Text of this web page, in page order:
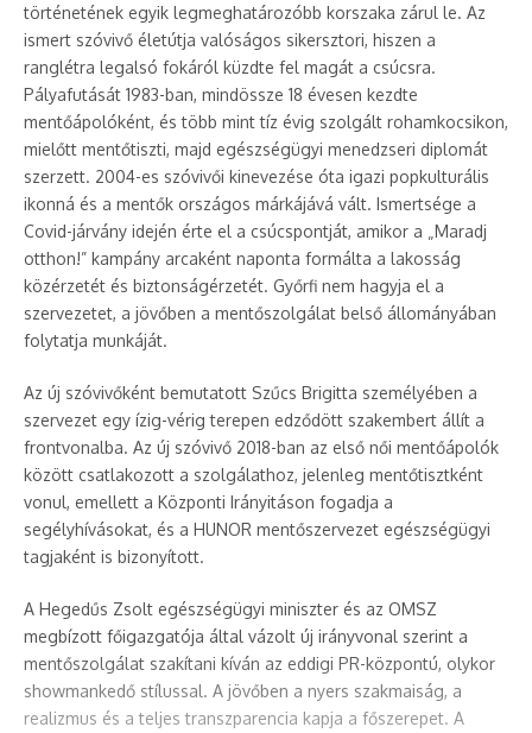
történetének egyik legmeghatározóbb korszaka zárul le. Az
ismert szóvivő életútja valóságos sikersztori, hiszen a
ranglétra legalsó fokáról küzdte fel magát a csúcsra.
Pályafutását 1983-ban, mindössze 18 évesen kezdte
mentőápolóként, és több mint tíz évig szolgált rohamkocsikon,
mielőtt mentőtiszti, majd egészségügyi menedzseri diplomát
szerzett. 2004-es szóvivői kinevezése óta igazi popkulturális
ikonná és a mentők országos márkájává vált. Ismertsége a
Covid-járvány idején érte el a csúcspontját, amikor a „Maradj
otthon!” kampány arcaként naponta formálta a lakosság
közérzetét és biztonságérzetét. Győrfi nem hagyja el a
szervezetet, a jövőben a mentőszolgálat belső állományában
folytatja munkáját.
Az új szóvivőként bemutatott Szűcs Brigitta személyében a
szervezet egy ízig-vérig terepen edződött szakembert állít a
frontvonalba. Az új szóvivő 2018-ban az első női mentőápolók
között csatlakozott a szolgálathoz, jelenleg mentőtisztként
vonul, emellett a Központi Irányitáson fogadja a
segélyhívásokat, és a HUNOR mentőszervezet egészségügyi
tagjaként is bizonyított.
A Hegedűs Zsolt egészségügyi miniszter és az OMSZ
megbízott főigazgatója által vázolt új irányvonal szerint a
mentőszolgálat szakítani kíván az eddigi PR-központú, olykor
showmankedő stílussal. A jövőben a nyers szakmaiság, a
realizmus és a teljes transzparencia kapja a főszerepet. A